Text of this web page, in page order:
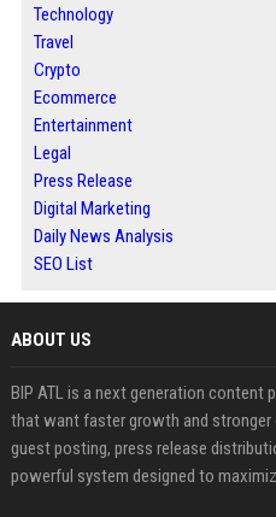
Technology
Travel
Crypto
Ecommerce
Entertainment
Legal
Press Release
Digital Marketing
Daily News Analysis
SEO List
ABOUT US
BIP ATL is a next generation content
that want faster growth and stronger
guest posting, press release
powerful system designed to